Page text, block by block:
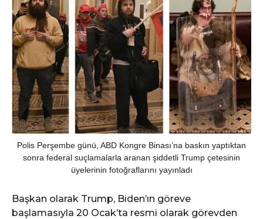
Polis Perşembe günü, ABD Kongre Binası’na baskın yaptıktan
sonra federal suçlamalarla aranan şiddetli Trump çetesinin
üyelerinin fotoğraflarını yayınladı
Başkan olarak Trump, Biden’ın göreve
başlamasıyla 20 Ocak’ta resmi olarak görevden